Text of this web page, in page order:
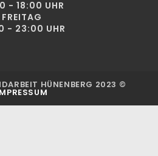
- 18:00 UHR
FREITAG
- 23:00 UHR
HÜNENBERG 2023 ©